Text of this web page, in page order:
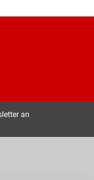
an